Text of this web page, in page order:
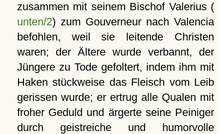
zusammen mit seinem Bischof Valerius (
unten/2) zum Gouverneur nach Valencia
befohlen, weil sie leitende Christen
waren; der Ältere wurde verbannt, der
Jüngere zu Tode gefoltert, indem ihm mit
Haken stückweise das Fleisch vom Leib
gerissen wurde; er ertrug alle Qualen mit
froher Geduld und ärgerte seine Peiniger
durch geistreiche und humorvolle